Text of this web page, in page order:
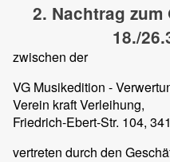
2. Nachtrag
18./
zwischen der
VG Musikedition -
Verein kraft Verleihung,
Friedrich-Ebert-Str. 104,
vertreten durch den